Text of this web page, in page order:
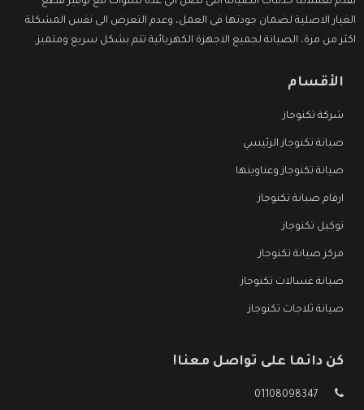
الغيار الاصلية لضمان جودتها فى العمل، وعدم التعرض الى نفس المشكلة
اكثر من مرة، الصيانة لجميع الاجهزة الكهربائية تتم بشكل سريع ومتميز.
الأقسام
شركة تكنوجاز
صيانة تكنوجاز الرئيسي
صيانة تكنوجاز وعناوينها
ارقام صيانة تكنوجاز
توكيل تكنوجاز
مركز صيانة تكنوجاز
صيانة غسالات تكنوجاز
صيانة ثلاجات تكنوجاز
كن دائما على تواصل معنا!
01108098347